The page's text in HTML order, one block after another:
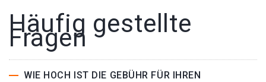
Häufig gestellte
Fragen
WIE HOCH IST DIE GEBÜHR FÜR IHREN